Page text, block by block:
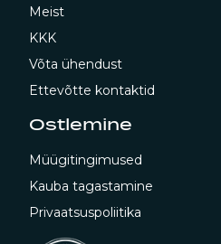
Meist
KKK
Võta ühendust
Ettevõtte kontaktid
Ostlemine
Müügitingimused
Kauba tagastamine
Privaatsuspoliitika